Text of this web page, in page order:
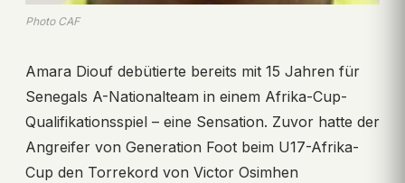
Photo CAF
Amara Diouf debütierte bereits mit 15 Jahren für
Senegals A-Nationalteam in einem Afrika-Cup-
Qualifikationsspiel – eine Sensation. Zuvor hatte der
Angreifer von Generation Foot beim U17-Afrika-
Cup den Torrekord von Victor Osimhen